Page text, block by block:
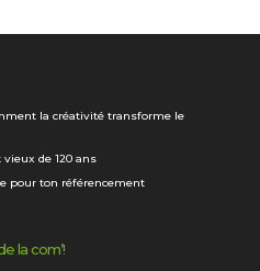
la créativité transforme le
de 120 ans
pour ton référencement
la com’!